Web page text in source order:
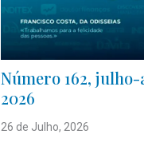
Número 162,
2026
26 de Julho, 2026